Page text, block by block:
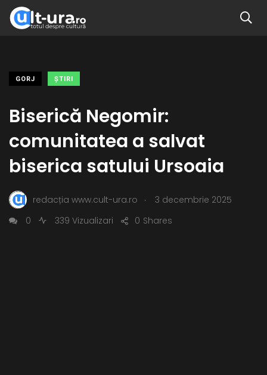
GORJ ŞTIRI
Biserică Negomir:
comunitatea a salvat
biserica satului Ursoaia
redacția www.cult-ura.ro .
3 decembrie 2025
0
339 Vizualizari Shares
0